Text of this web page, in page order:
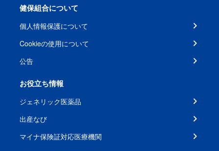
健保組合について
個人情報保護について
Cookieの使用について
公告
お役立ち情報
ジェネリック医薬品
出産なび
マイナ保険証対応医療機関